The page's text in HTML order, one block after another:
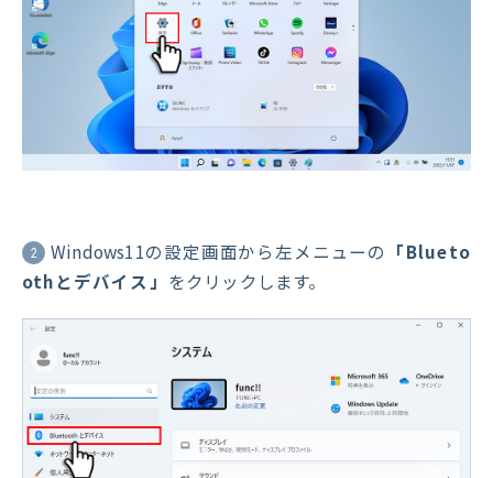
2 Windows11の設定画面から左メニューの 「Blueto
othとデバイス」 をクリックします。